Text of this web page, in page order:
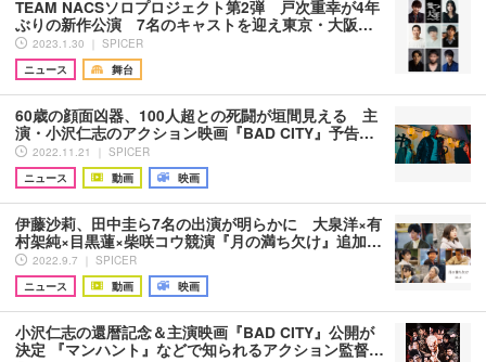
TEAM NACSソロプロジェクト第2弾 戸次重幸が4年
ぶりの新作公演 7名のキャストを迎え東京・大阪…
2023.1.30 ｜ SPICER
ニュース
舞台
60歳の顔面凶器、100人超との死闘が垣間見える 主
演・小沢仁志のアクション映画『BAD CITY』予告…
2022.11.21 ｜ SPICER
ニュース
動画 映画
伊藤沙莉、田中圭ら7名の出演が明らかに 大泉洋×有
村架純×目黒蓮×柴咲コウ競演『月の満ち欠け』追加…
2022.9.7 ｜ SPICER
ニュース
動画 映画
小沢仁志の還暦記念＆主演映画『BAD CITY』公開が
決定 『マンハント』などで知られるアクション監督…